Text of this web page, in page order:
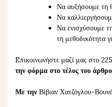
Να αυξήσουμε τη
Να
Να ενισχύσουμε
τη μεθοδικότητα
Eπικοινωνήστε μαζί μας στο
την φόρμα στο τέλος του
Με την Βίβιαν Χατζόγλου-